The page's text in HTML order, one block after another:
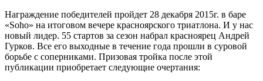
Награждение победителей пройдет 28 декабря 2015г. в баре
«Soho» на итоговом вечере красноярского триатлона. И у нас
новый лидер. 55 стартов за сезон набрал красноярец Андрей
Гурков. Все его выходные в течение года прошли в суровой
борьбе с соперниками. Призовая тройка после этой
публикации приобретает следующие очертания: